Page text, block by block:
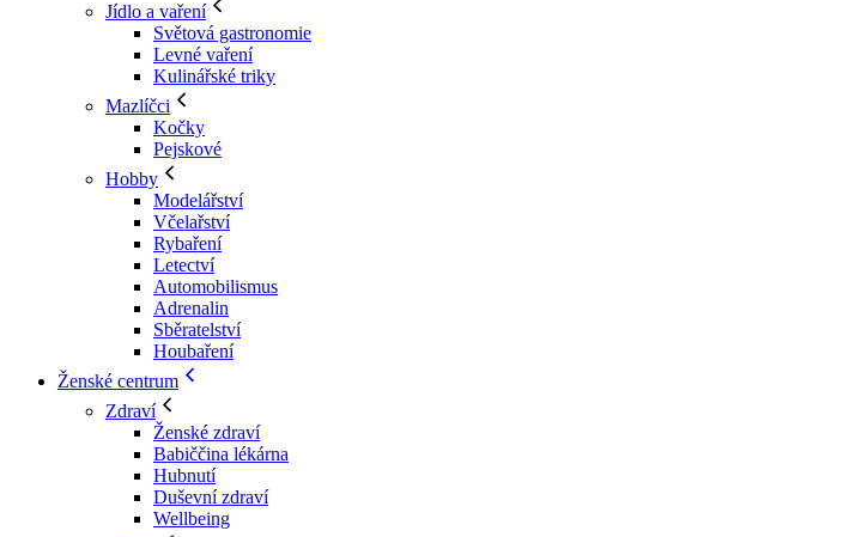
Jídlo a vaření
Světová gastronomie
Levné vaření
Kulinářské triky
Mazlíčci
Kočky
Pejskové
Hobby
Modelářství
Včelařství
Rybaření
Letectví
Automobilismus
Adrenalin
Sběratelství
Houbaření
Ženské centrum
Zdraví
Ženské zdraví
Babiččina lékárna
Hubnutí
Duševní zdraví
Wellbeing